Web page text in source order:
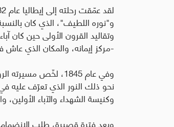
و"نوره اللطيف"، الذي كان
وتقاليد القرون الأولى حين
-مركز إيمانه، والمكان الذي عاش
وفي عام 1845، لخّص
نحو ذلك النور الذي تعرّف عليه
وكنيسة الشهداء والآباء